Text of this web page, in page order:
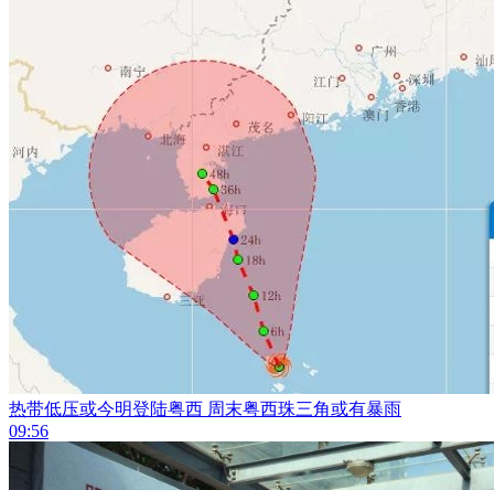
热带低压或今明登陆粤西 周末粤西珠三角或有暴雨
09:56